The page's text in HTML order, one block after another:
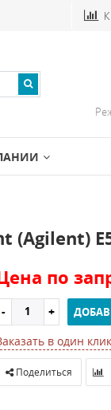
по
в один клик
Поделиться